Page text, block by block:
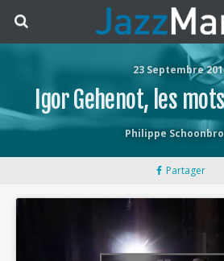
23 Septembre
Igor Gehenot, les
Philippe
Partager